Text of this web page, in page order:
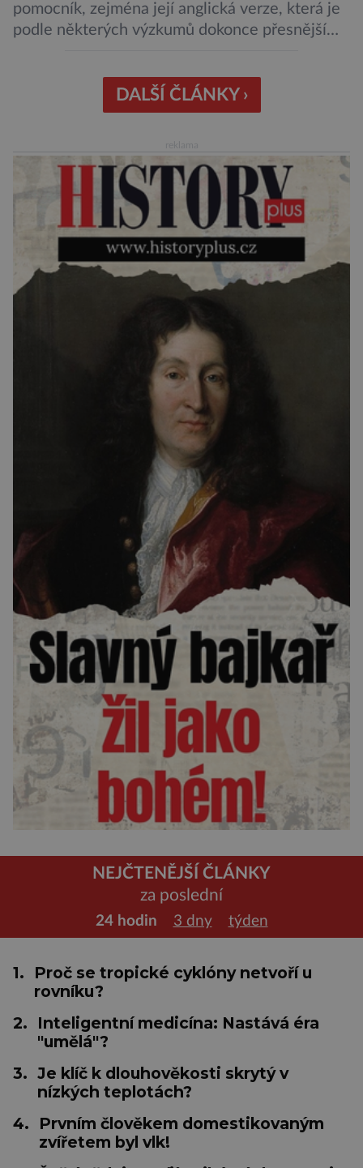
pomocník, zejména její anglická verze, která je
podle některých výzkumů dokonce přesnější
křišťálovou kouli, ze které umělá inteligence
věštila, které technologie v dohledné
Za vším stojí australští výzkumníci, kteří pomocí
umělé inteligence a […]
DALŠÍ ČLÁNKY ›
NEJČTENĚJŠÍ ČLÁNKY
za poslední
24 hodin 3 dny týden
1.
Proč se tropické cyklóny netvoří u
rovníku?
2.
Inteligentní medicína: Nastává éra
"umělá"?
3. Je klíč k dlouhověkosti skrytý v
nízkých teplotách?
4.
Prvním člověkem domestikovaným
zvířetem byl vlk!